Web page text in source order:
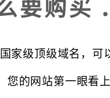
要购买
家级顶级域名，
您的网站第一眼看